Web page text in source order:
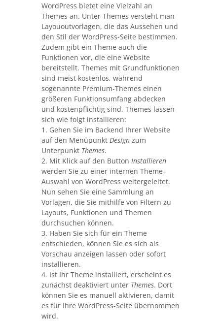
WordPress bietet eine Vielzahl an
Themes an. Unter Themes versteht man
Layououtvorlagen, die das Aussehen und
den Stil der WordPress-Seite bestimmen.
Zudem gibt ein Theme auch die
Funktionen vor, die eine Website
bereitstellt. Themes mit Grundfunktionen
sind meist kostenlos, während
sogenannte Premium-Themes einen
größeren Funktionsumfang abdecken
und kostenpflichtig sind. Themes lassen
sich wie folgt installieren:
1. Gehen Sie im Backend Ihrer Website
auf den Menüpunkt Design zum
Unterpunkt Themes.
2. Mit Klick auf den Button Installieren
werden Sie zu einer internen Theme-
Auswahl von WordPress weitergeleitet.
Nun sehen Sie eine Sammlung an
Vorlagen, die Sie mithilfe von Filtern zu
Layouts, Funktionen und Themen
durchsuchen können.
3. Haben Sie sich für ein Theme
entschieden, können Sie es sich als
Vorschau anzeigen lassen oder sofort
installieren.
4. Ist Ihr Theme installiert, erscheint es
zunächst deaktiviert unter Themes. Dort
können Sie es manuell aktivieren, damit
es für Ihre WordPress-Seite übernommen
wird.